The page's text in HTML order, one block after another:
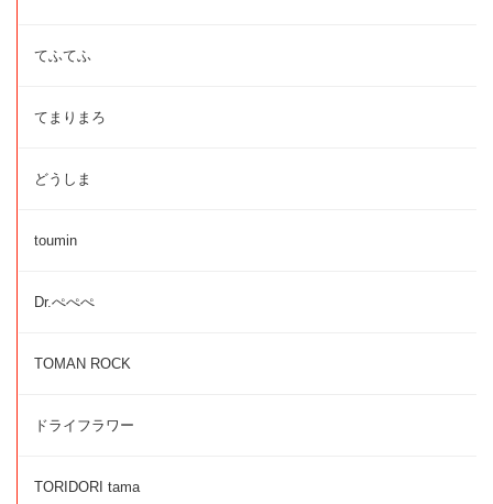
てふてふ
てまりまろ
どうしま
toumin
Dr.ぺぺぺ
TOMAN ROCK
ドライフラワー
TORIDORI tama